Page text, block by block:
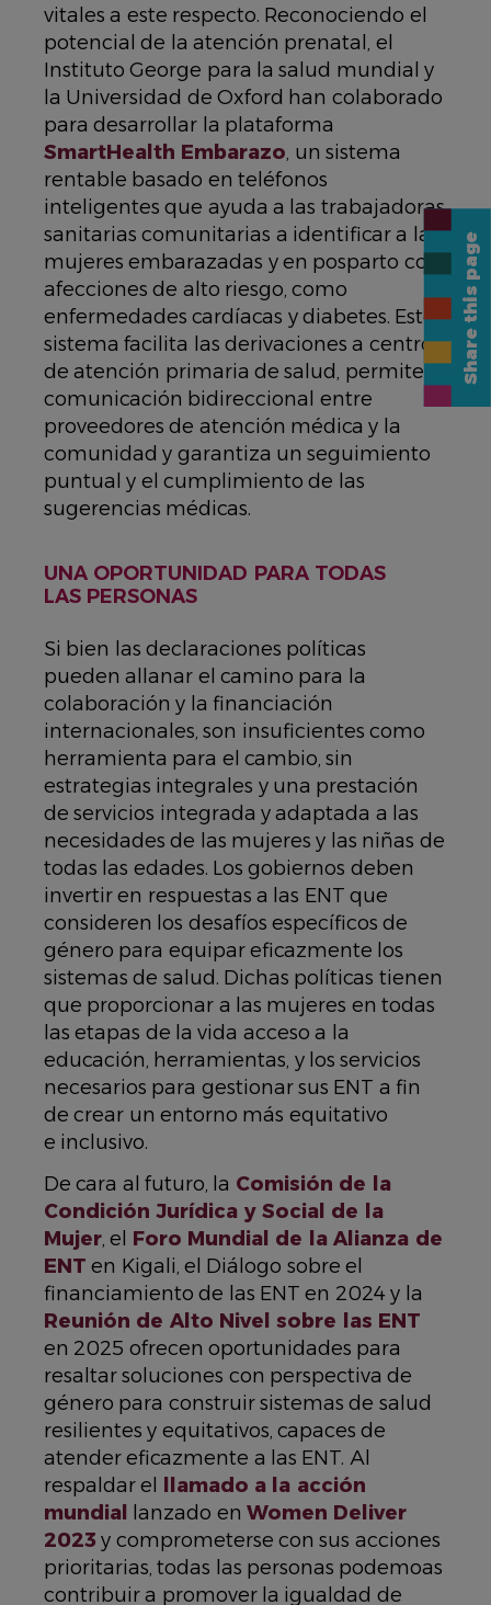
vitales a este respecto. Reconociendo el
potencial de la atención prenatal, el
Instituto George para la salud mundial y
la Universidad de Oxford han colaborado
para desarrollar la plataforma
SmartHealth Embarazo, un sistema
rentable basado en teléfonos
inteligentes que ayuda a las trabajadoras
sanitarias comunitarias a identificar a las
mujeres embarazadas y en posparto con
afecciones de alto riesgo, como
enfermedades cardíacas y diabetes. Este
sistema facilita las derivaciones a centros
de atención primaria de salud, permite la
comunicación bidireccional entre
proveedores de atención médica y la
comunidad y garantiza un seguimiento
puntual y el cumplimiento de las
sugerencias médicas.
UNA OPORTUNIDAD PARA TODAS
LAS PERSONAS
Si bien las declaraciones políticas
pueden allanar el camino para la
colaboración y la financiación
internacionales, son insuficientes como
herramienta para el cambio, sin
estrategias integrales y una prestación
de servicios integrada y adaptada a las
necesidades de las mujeres y las niñas de
todas las edades. Los gobiernos deben
invertir en respuestas a las ENT que
consideren los desafíos específicos de
género para equipar eficazmente los
sistemas de salud. Dichas políticas tienen
que proporcionar a las mujeres en todas
las etapas de la vida acceso a la
educación, herramientas, y los servicios
necesarios para gestionar sus ENT a fin
de crear un entorno más equitativo
e inclusivo.
De cara al futuro, la Comisión de la
Condición Jurídica y Social de la
Mujer, el Foro Mundial de la Alianza de
ENT en Kigali, el Diálogo sobre el
financiamiento de las ENT en 2024 y la
Reunión de Alto Nivel sobre las ENT
en 2025 ofrecen oportunidades para
resaltar soluciones con perspectiva de
género para construir sistemas de salud
resilientes y equitativos, capaces de
atender eficazmente a las ENT. Al
respaldar el
llamado a la acción
mundial
lanzado enWomen Deliver
2023 y comprometerse con sus acciones
prioritarias, todas las personas podemoas
contribuir a promover la igualdad de
Share this page